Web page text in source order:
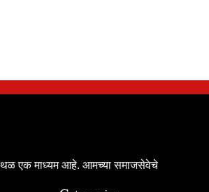
एक माध्यम आहे. आमच्या समाजसेवेचे